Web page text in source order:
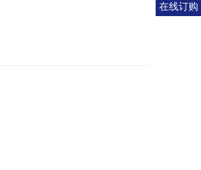
在线订购